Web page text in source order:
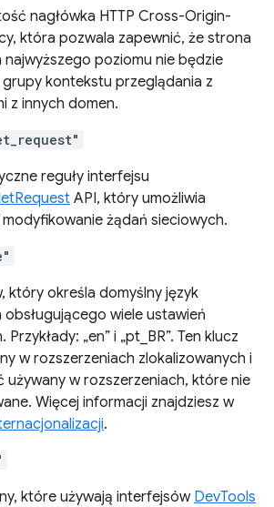
nagłówka HTTP Cross-Origin-
która pozwala zapewnić, że strona
najwyższego poziomu nie będzie
grupy kontekstu przeglądania z
z innych domen.
reguły interfejsu
API, który umożliwia
żądań sieciowych.
który określa domyślny język
wiele ustawień
„en” i „pt_BR”. Ten klucz
w rozszerzeniach zlokalizowanych i
używany w rozszerzeniach, które nie
Więcej informacji znajdziesz w
.
które używają interfejsów DevTools